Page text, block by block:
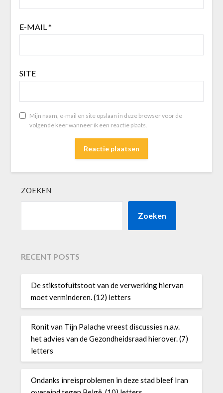
E-MAIL*
SITE
Mijn naam, e-mail en site opslaan in deze browser voor de
volgende keer wanneer ik een reactie plaats.
ZOEKEN
Zoeken
RECENT POSTS
De stikstofuitstoot van de verwerking hiervan
moet verminderen. (12) letters
Ronit van Tijn Palache vreest discussies n.a.v.
het advies van de Gezondheidsraad hierover. (7)
letters
Ondanks inreisproblemen in deze stad bleef Iran